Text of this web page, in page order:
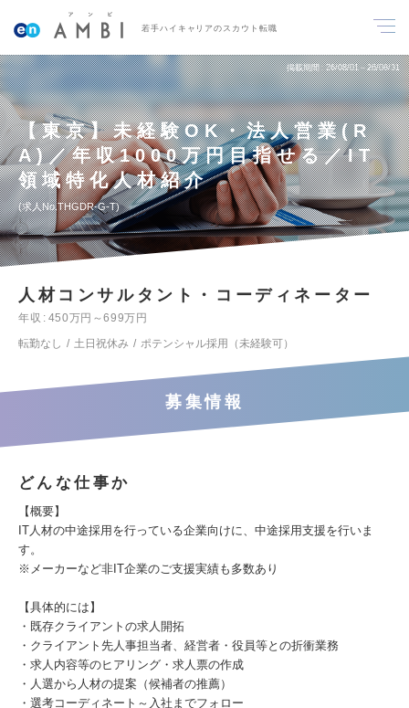
若手ハイキャリアのスカウト転職
掲載期間 26/08/01～26/08/31
【東京】未経験OK・法人営業(R
A)／年収1000万円目指せる／IT
領域特化人材紹介
求人No.THGDR-G-T
人材コンサルタント・コーディネーター
年収
450万円～699万円
転勤なし
土日祝休み ポテンシャル採用（未経験可）
募集情報
どんな仕事か
【概要】
IT人材の中途採用を行っている企業向けに、中途採用支援を行いま
す。
※メーカーなど非IT企業のご支援実績も多数あり
【具体的には】
・既存クライアントの求人開拓
・クライアント先人事担当者、経営者・役員等との折衝業務
・求人内容等のヒアリング・求人票の作成
・人選から人材の提案（候補者の推薦）
・選考コーディネート～入社までフォロー